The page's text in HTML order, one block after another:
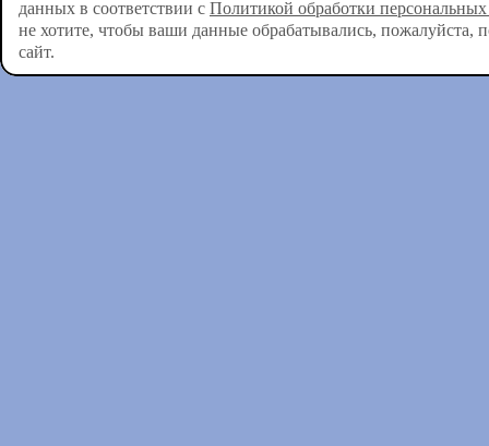
данных в соответствии с Политикой обработки
не хотите, чтобы ваши данные обрабатывались, пожалуйста,
сайт.